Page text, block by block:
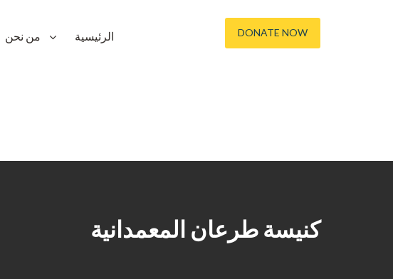
t
من نحن الرئيسية DONATE NOW
كنيسة طرعان المعمدانية